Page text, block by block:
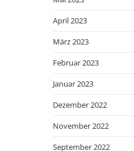
April 2023
März 2023
Februar 2023
Januar 2023
Dezember 2022
November 2022
September 2022